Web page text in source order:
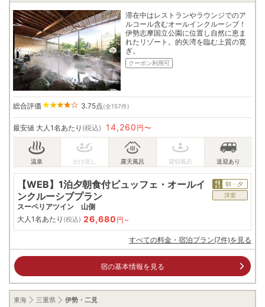
滞在中はレストランやラウンジでのア
ルコール含むオールインクルーシブ！
伊勢志摩国立公園に位置し自然に恵ま
れたリゾート。的矢湾を臨む上質の寛
ぎ。
クーポン利用可
総合評価 3.75点(全157件)
最安値 大人1名あたり (税込) 14,260 円〜
【WEB】1泊夕朝食付ビュッフェ・オールイ
ンクルーシブプラン
スーペリアツイン 山側
朝・夕
洋室
大人1名あたり (税込) 26,680 円~
すべての料金・宿泊プラン(7件)を見る
宿の基本情報を見る
東海 三重県 伊勢・二見